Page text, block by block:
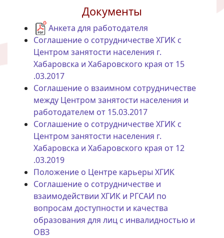
Документы
Анкета для работодателя
Соглашение о сотрудничестве ХГИК с
Центром занятости населения г.
Хабаровска и Хабаровского края от 15
.03.2017
Соглашение о взаимном сотрудничестве
между Центром занятости населения и
работодателем от 15.03.2017
Соглашение о сотрудничестве ХГИК с
Центром занятости населения г.
Хабаровска и Хабаровского края от 12
.03.2019
Положение о Центре карьеры ХГИК
Соглашение о сотрудничестве и
взаимодействии ХГИК и РГСАИ по
вопросам доступности и качества
образования для лиц с инвалидностью и
ОВЗ